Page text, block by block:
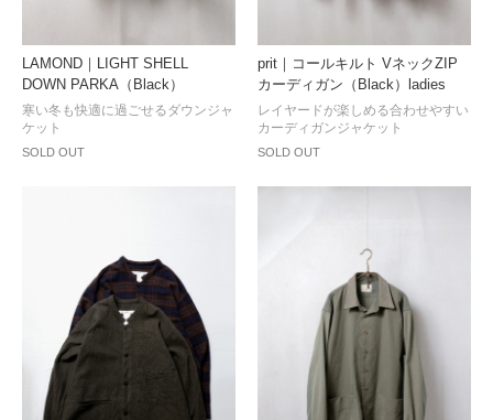
LAMOND｜LIGHT SHELL
DOWN PARKA（Black）
SOLD OUT
寒い冬も快適に過ごせるダウンジャ
ケット
prit｜コールキルト VネックZIP
カーディガン（Black）ladies
SOLD OUT
レイヤードが楽しめる合わせやすい
カーディガンジャケット